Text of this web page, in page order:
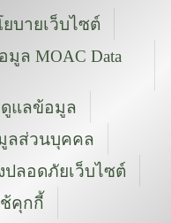
ยบายเว็บไซต์
ล MOAC Data
แลข้อมูล
ลส่วนบุคคล
ลอดภัยเว็บไซต์
คุกกี้